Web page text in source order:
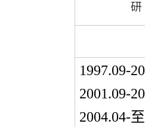
研
1997.09-
2001.09-
2004.04-